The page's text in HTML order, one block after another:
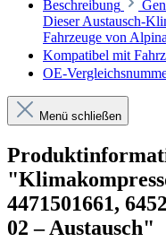
Beschreibung
Dieser Austausch-
Fahrzeuge von
Kompatibel mit
OE-
Menü schließen
4471501661,
02 – Austausch"